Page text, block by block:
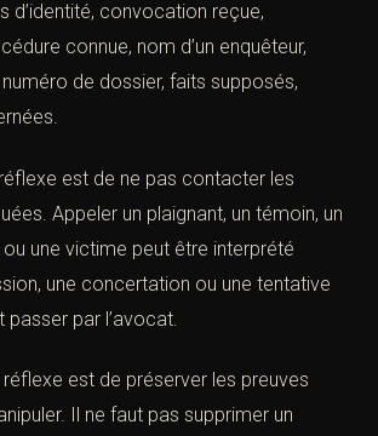
RÉFLEXE EST DE PRÉPARER
adresse, téléphone, emploi, enfants,
d’identité, convocation reçue,
numéro de dossier, faits supposés,
est de ne pas contacter les
Appeler un plaignant, un témoin,
une concertation ou une tentative
passer par l’avocat.